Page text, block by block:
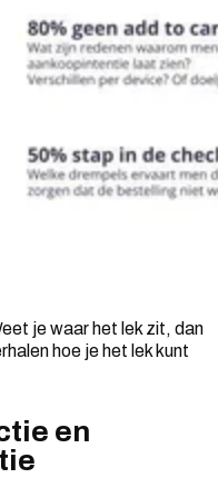
je waar het lek zit, dan
hoe je het lek kunt
en